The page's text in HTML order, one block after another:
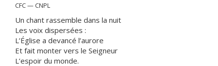
CFC — CNPL
Un chant rassemble dans la nuit
Les voix dispersées :
L’Église a devancé l’aurore
Et fait monter vers le Seigneur
L’espoir du monde.